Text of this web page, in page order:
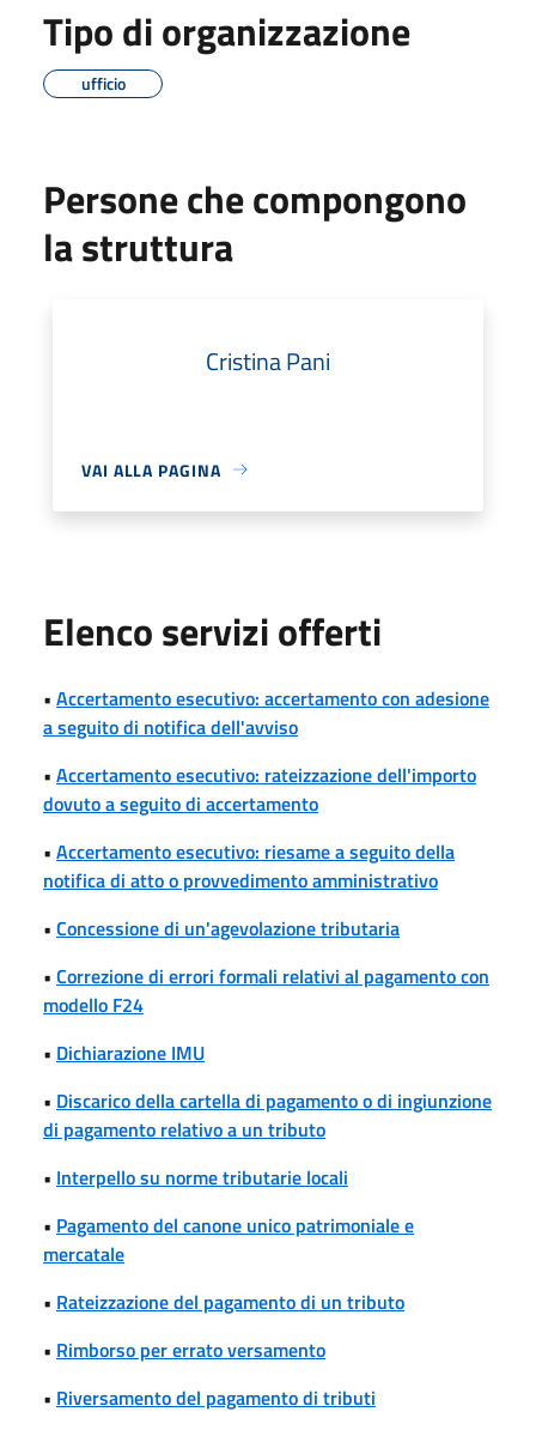
Tipo di organizzazione
ufficio
Persone che compongono
la struttura
Cristina Pani
VAI ALLA PAGINA
Elenco servizi offerti
• Accertamento esecutivo: accertamento con adesione
a seguito di notifica dell'avviso
• Accertamento esecutivo: rateizzazione dell'importo
dovuto a seguito di accertamento
• Accertamento esecutivo: riesame a seguito della
notifica di atto o provvedimento amministrativo
• Concessione di un'agevolazione tributaria
• Correzione di errori formali relativi al pagamento con
modello F24
• Dichiarazione IMU
• Discarico della cartella di pagamento o di ingiunzione
di pagamento relativo a un tributo
• Interpello su norme tributarie locali
• Pagamento del canone unico patrimoniale e
mercatale
• Rateizzazione del pagamento di un tributo
• Rimborso per errato versamento
• Riversamento del pagamento di tributi